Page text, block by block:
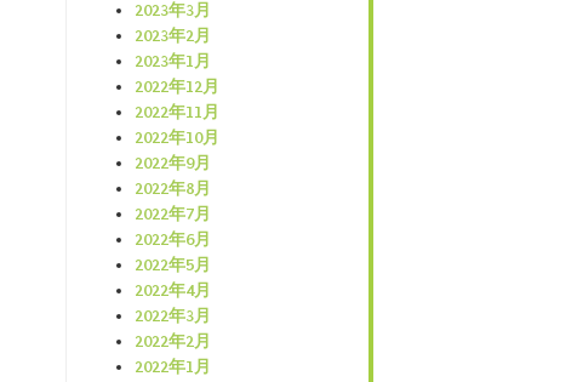
2023年3月
2023年2月
2023年1月
2022年12月
2022年11月
2022年10月
2022年9月
2022年8月
2022年7月
2022年6月
2022年5月
2022年4月
2022年3月
2022年2月
2022年1月